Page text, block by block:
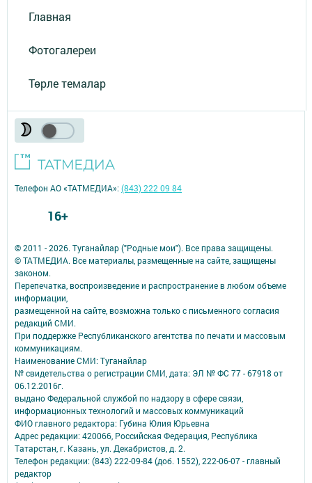
Главная
Фотогалереи
Төрле темалар
© 2011 - 2026. Туганайлар ("Родные мои"). Все права защищены.
© ТАТМЕДИА. Все материалы, размещенные на сайте, защищены
законом.
Перепечатка, воспроизведение и распространение в любом объеме
информации,
размещенной на сайте, возможна только с письменного согласия
редакций СМИ.
При поддержке Республиканского агентства по печати и массовым
коммуникациям.
Наименование СМИ: Туганайлар
№ свидетельства о регистрации СМИ, дата: ЭЛ № ФС 77 - 67918 от
06.12.2016г.
выдано Федеральной службой по надзору в сфере связи,
информационных технологий и массовых коммуникаций
ФИО главного редактора: Губина Юлия Юрьевна
Адрес редакции: 420066, Российская Федерация, Республика
Татарстан, г. Казань, ул. Декабристов, д. 2.
Телефон редакции: (843) 222-09-84 (доб. 1552), 222-06-07 - главный
редактор
Телефон АО «ТАТМЕДИА»:(843) 222 09 84
16+